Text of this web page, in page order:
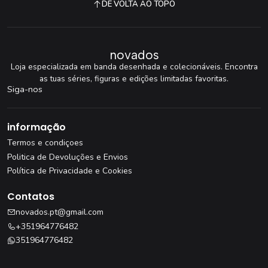
DE VOLTA AO TOPO
novados
Loja especializada em banda desenhada e colecionáveis. Encontra
as tuas séries, figuras e edições limitadas favoritas.
Siga-nos
informação
Termos e condiçoes
Politica de Devoluções e Envios
Política de Privacidade e Cookies
Contatos
novados.pt@gmail.com
+351964776482
351964776482